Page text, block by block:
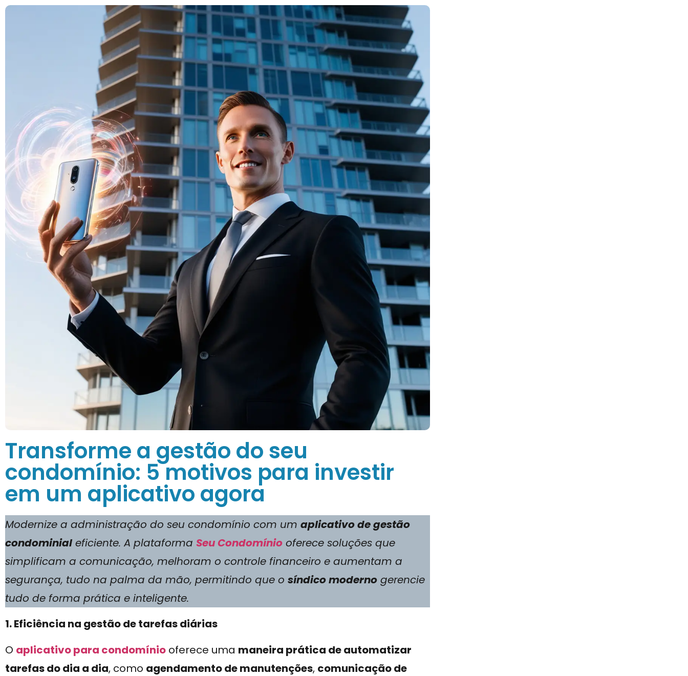
Transforme a gestão do seu
condomínio: 5 motivos para investir
em um aplicativo agora
Modernize a administração do seu condomínio com um aplicativo de gestão
condominialeficiente. A plataforma Seu Condomínio oferece soluções que
simplificam a comunicação, melhoram o controle financeiro e aumentam a
segurança, tudo na palma da mão, permitindo que o síndico moderno gerencie
tudo de forma prática e inteligente.
1. Eficiência na gestão de tarefas diárias
O aplicativo para condomínio oferece uma maneira prática de automatizar
tarefas do dia a dia, como agendamento de manutenções, comunicação de